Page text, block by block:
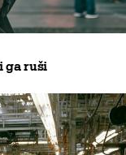
ga ruši